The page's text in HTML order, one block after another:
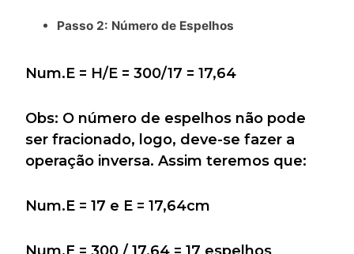
Passo 2: Número de Espelhos
Num.E = H/E = 300/17 = 17,64
Obs: O número de espelhos não pode
ser fracionado, logo, deve-se fazer a
operação inversa. Assim teremos que:
Num.E = 17 e E = 17,64cm